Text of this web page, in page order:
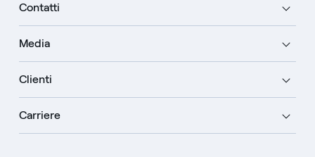
Contatti
Media
Clienti
Carriere